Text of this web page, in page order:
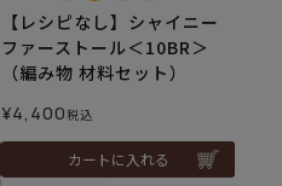
【レシピなし】シャイニー
ファーストール＜10BR＞
（編み物 材料セット）
¥4,400税込
カートに入れる